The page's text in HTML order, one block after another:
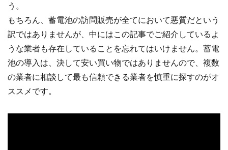
う。
もちろん、蓄電池の訪問販売が全てにおいて悪質だという
訳ではありませんが、中にはこの記事でご紹介しているよ
うな業者も存在していることを忘れてはいけません。蓄電
池の導入は、決して安い買い物ではありませんので、複数
の業者に相談して最も信頼できる業者を慎重に探すのがオ
ススメです。